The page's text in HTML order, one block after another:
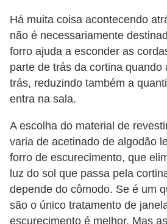
Há muita coisa acontecendo
não é necessariamente
forro ajuda a esconder as
parte de trás da cortina quando
trás, reduzindo também a
entra na sala.
A escolha do material de
varia de acetinado de algodão
forro de escurecimento, que
luz do sol que passa pela
depende do cômodo. Se é um
são o único tratamento de
escurecimento é melhor. Mas